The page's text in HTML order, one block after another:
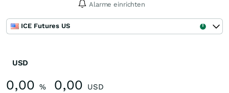
Alarme einrichten
ICE Futures US
USD
0,00 % 0,00 USD